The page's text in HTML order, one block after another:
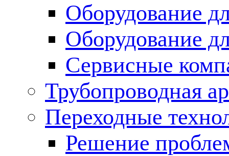
Оборудование
Оборудование
Сервисные
Трубопроводная
Переходные
Решение